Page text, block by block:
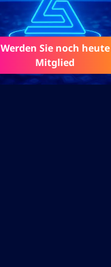
Werden Sie noch heute
Mitglied